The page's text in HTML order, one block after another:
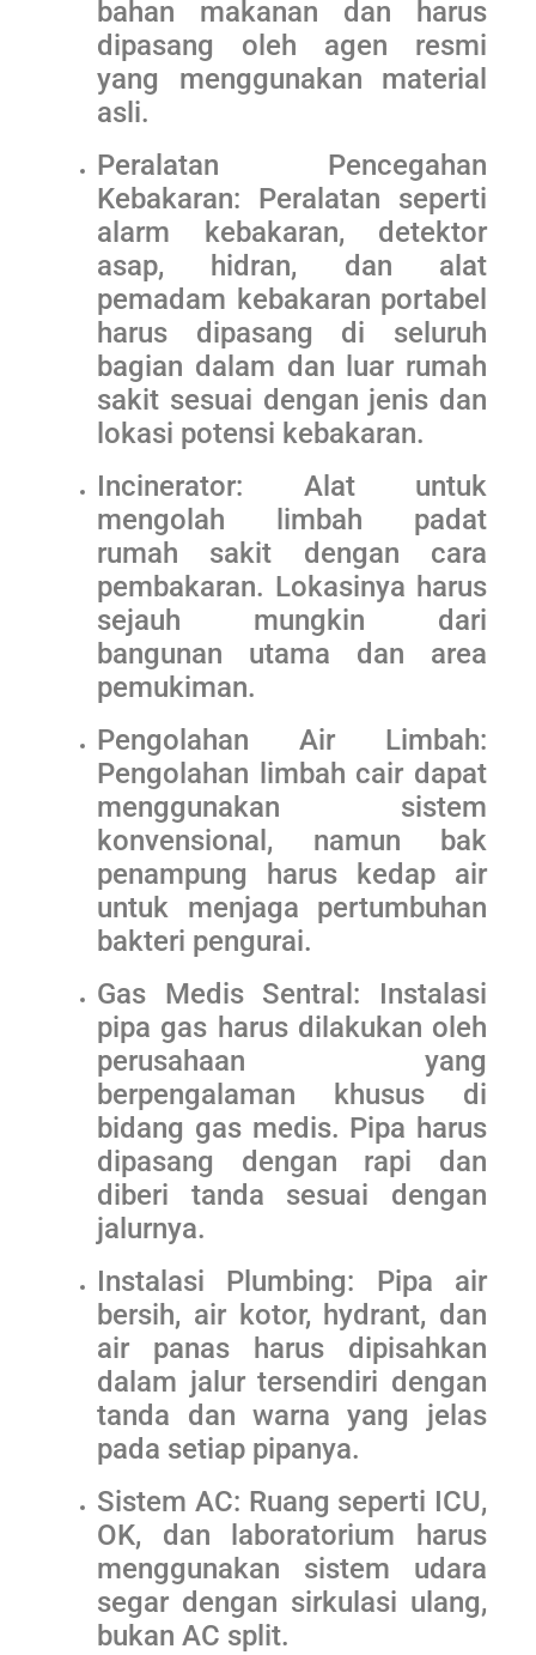
bahan makanan dan harus
dipasang oleh agen resmi
yang menggunakan material
asli.
Peralatan Pencegahan
Kebakaran: Peralatan seperti
alarm kebakaran, detektor
asap, hidran, dan alat
pemadam kebakaran portabel
harus dipasang di seluruh
bagian dalam dan luar rumah
sakit sesuai dengan jenis dan
lokasi potensi kebakaran.
Incinerator: Alat untuk
mengolah limbah padat
rumah sakit dengan cara
pembakaran. Lokasinya harus
sejauh mungkin dari
bangunan utama dan area
pemukiman.
Pengolahan Air Limbah:
Pengolahan limbah cair dapat
menggunakan sistem
konvensional, namun bak
penampung harus kedap air
untuk menjaga pertumbuhan
bakteri pengurai.
Gas Medis Sentral: Instalasi
pipa gas harus dilakukan oleh
perusahaan yang
berpengalaman khusus di
bidang gas medis. Pipa harus
dipasang dengan rapi dan
diberi tanda sesuai dengan
jalurnya.
Instalasi Plumbing: Pipa air
bersih, air kotor, hydrant, dan
air panas harus dipisahkan
dalam jalur tersendiri dengan
tanda dan warna yang jelas
pada setiap pipanya.
Sistem AC: Ruang seperti ICU,
OK, dan laboratorium harus
menggunakan sistem udara
segar dengan sirkulasi ulang,
bukan AC split.